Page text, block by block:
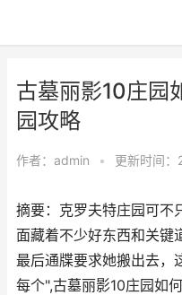
古墓丽影10庄园
园攻略
作者： admin • 更新时间
摘要：克罗夫特庄园可不
面藏着不少好东西和关键
最后通牒要求她搬出去，
每个",古墓丽影10庄园如